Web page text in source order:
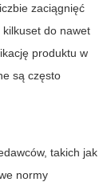
zaciągnięć
do nawet
produktu w
są często
takich jak
normy